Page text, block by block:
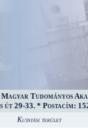
Magyar Tudományos
út 29-33. * Postacím:
Kutatási terület